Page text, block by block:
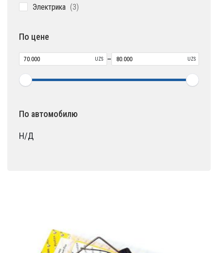
Электрика 33
По цене
UZS – UZS
По автомобилю
Н/Д